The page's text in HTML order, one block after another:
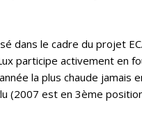
dans le cadre du projet
participe activement en
la plus chaude jamais
(2007 est en 3ème